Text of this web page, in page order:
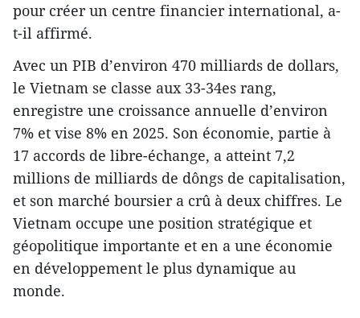
pour créer un centre financier international, a-
t-il affirmé.
Avec un PIB d’environ 470 milliards de dollars,
le Vietnam se classe aux 33-34es rang,
enregistre une croissance annuelle d’environ
7% et vise 8% en 2025. Son économie, partie à
17 accords de libre-échange, a atteint 7,2
millions de milliards de dôngs de capitalisation,
et son marché boursier a crû à deux chiffres. Le
Vietnam occupe une position stratégique et
géopolitique importante et en a une économie
en développement le plus dynamique au
monde.